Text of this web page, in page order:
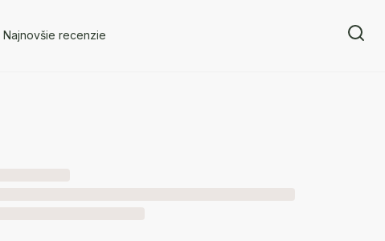
Najnovšie recenzie